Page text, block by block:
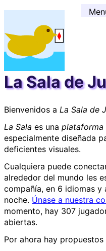
al contenido ↓
La Sala de
Bienvenidos a La Sala de
La Sala es una plataforma
especialmente diseñada
deficientes visuales.
Cualquiera puede
alrededor del mundo les
compañía, en 6 idiomas y
noche. Únase a nuestra
momento, hay 307
abiertas.
Por ahora hay propuestos